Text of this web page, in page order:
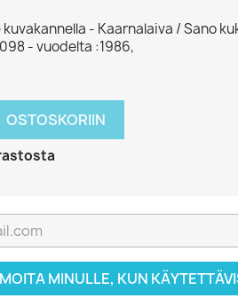
- Kaarnalaiva / Sano
- vuodelta :1986,
OSTOSKORIIN
MINULLE, KUN